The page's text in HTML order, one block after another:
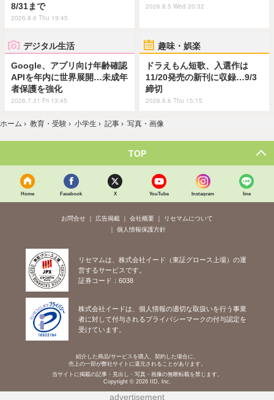
8/31まで
2026.8.6 Thu 19:45
2026.8.5 Wed 20:32
デジタル生活
Google、アプリ向け年齢確認
APIを年内に世界展開…未成年
者保護を強化
2026.7.31 Fri 13:45
趣味・娯楽
ドラえもん短歌、入選作は
11/20発売の新刊に収録…9/3
締切
2026.8.6 Thu 15:15
ホーム › 教育・受験 › 小学生 › 記事 › 写真・画像
TOP
Home Facebook X YouTube Instagram line
お問合せ 広告掲載 会社概要
リセマムについて
個人情報保護方針
リセマムは、株式会社イード（東証グロース上場）の運
営するサービスです。
証券コード：6038
株式会社イードは、個人情報の適切な取扱いを行う事業
者に対して付与されるプライバシーマークの付与認定を
受けています。
紹介した商品/サービスを購入、契約した場合に、
売上の一部が弊社サイトに還元されることがあります。
当サイトに掲載の記事・見出し・写真・画像の無断転載を禁じます。
Copyright © 2026 IID, Inc.
advertisement